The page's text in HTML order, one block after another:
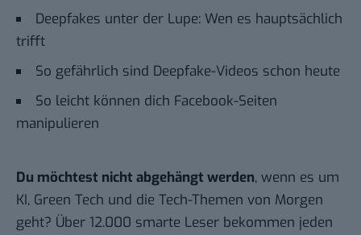
Deepfakes unter der Lupe: Wen es hauptsächlich
trifft
So gefährlich sind Deepfake-Videos schon heute
So leicht können dich Facebook-Seiten
manipulieren
Du möchtest nicht abgehängt werden, wenn es um
KI, Green Tech und die Tech-Themen von Morgen
geht? Über 12.000 smarte Leser bekommen jeden